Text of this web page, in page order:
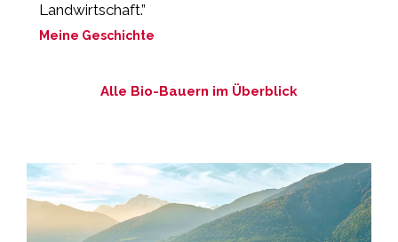
Landwirtschaft.”
Meine Geschichte
Alle Bio-Bauern im Überblick